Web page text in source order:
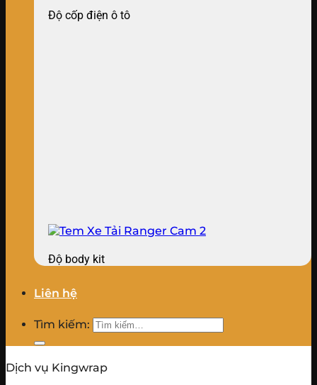
Độ cốp điện ô tô
Độ body kit
Liên hệ
Tìm kiếm:
Dịch vụ Kingwrap